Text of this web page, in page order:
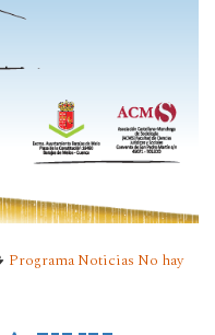
Programa Noticias No hay